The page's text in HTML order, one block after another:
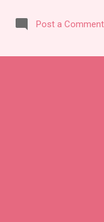
Post a Comment